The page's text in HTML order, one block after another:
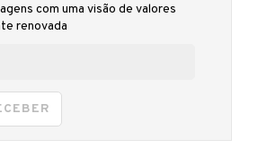
com uma visão de valores
renovada